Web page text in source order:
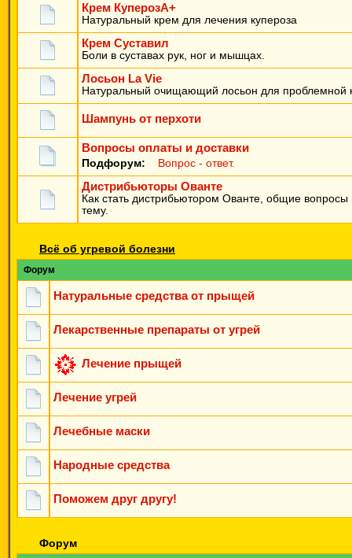
Крем КуперозА+
Натуральный крем для лечения купероза
Крем Суставил
Боли в суставах рук, ног и мышцах.
Лосьон La Vie
Натуральный очищающий лосьон для проблемной
Шампунь от перхоти
Вопросы оплаты и доставки
Подфорум: Вопрос - ответ.
Дистрибьюторы Ованте
Как стать дистрибьютором Ованте, общие вопросы
тему.
Всё об угревой болезни
Форум
Натуральные средства от прыщей
Лекарственные препараты от угрей
Лечение прыщей
Лечение угрей
Лечебные маски
Народные средства
Поможем друг другу!
Форум